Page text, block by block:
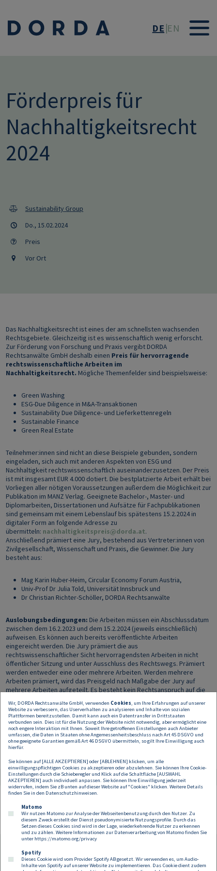
DE EN
Förderpreis für
Nachhaltigkeitsrecht
2024
Sustainability Group
Do., 15.02.2024
Preis
Vor Ort
Das Nachhaltigkeitsrecht ist eines der am schnellsten wachsenden
Rechtsgebiete. Gleichzeitig ist es wissenschaftlich wenig erforscht.
Zur Förderung von Forschung und Praxis vergibt DORDA
Rechtsanwälte GmbH deshalb einen Preis für hervorragende
rechtswissenschaftliche Arbeiten im
Nachhaltigkeitsrecht. Mögliche Themenfelder sind beispielsweise:
Green Washing
ESG-Due Diligence in M&A-Transaktionen
Sustainability Due Diligence- und Lieferkettenregeln
Sustainable Finance
Green Real Estate
Teilnehmer:innen sind nicht an diese Beispiele gebunden, sondern
eingeladen, sich auch mit anderen Aspekten von ESG und
Nachhaltigkeit rechtswissenschaftlich auseinanderzusetzen. Der Preis
ist mit insgesamt EUR 4.000 dotiert. Die bestplatzierte Arbeit erhält bei
Vorliegen aller nötigen Voraussetzungen außerdem die Möglichkeit zur
Publikation im MANZ Verlag. Geeignete Bachelor-, Master- und
Diplomarbeiten, Dissertationen und Aufsätze für Fachpublikationen
sind gemeinsam mit einem Lebenslauf bis spätestens 15.2.2024 in
digitaler Form an folgende Adresse zu
übermitteln: nachhaltigkeitspreis@dorda.at.
Anschließend prämiert eine Jury, bestehend aus Vertreter:innen von
Zivilgesellschaft, Wissenschaft und Praxis, die Gewinner. Die Jury
besteht aus:
Mag Karin Huber-Heim, Circular Economy Forum Austria,
Univ-Prof Dr Julia Told, Universität Innsbruck und
Dr Christian Richter-Schöller, DORDA Rechtsanwälte
Auslobungsbedingungen: Die Arbeiten müssen ein Abschlussdatum
zwischen dem 16.2.2023 und dem 15.2.2024 (jeweils einschließlich)
aufweisen. Es können auch bereits veröffentlichte Arbeiten
eingereicht werden. Die Jury prämiert die aus
rechtswissenschaftlicher Sicht hervorragendsten Arbeiten in nicht
öffentlicher Sitzung und unter Ausschluss des Rechtswegs. Prämiert
werden entweder eine oder mehrere Arbeiten. Werden mehrere
Arbeiten prämiert, wird das Preisgeld nach Maßgabe der Jury auf
mehrere Arbeiten aufgeteilt. Es besteht kein Rechtsanspruch auf die
abrufbar:https://www.dorda.at/nachhaltigkeitspreis-datenschutz. Es
gilt österreichisches Recht. Ausschließlich zuständig ist das sachlich
zuständige Gericht in Wien (Innere Stadt), soweit dem nicht
zwingendes Recht entgegensteht.
Anhang
Größe
File foerderpreis_nachhaltigkeitsrecht_infoblatt_20
1380.36 KB
Kontakt Datenschutz Impressum
Wir, DORDA Rechtsanwälte GmbH, verwenden Cookies, um Ihre Erfahrungen auf unserer
Website zu verbessern, das Userverhalten zu analysieren und Inhalte von sozialen
Plattformen bereitzustellen. Damit kann auch ein Datentransfer in Drittstaaten
verbunden sein. Dies ist für die Nutzung der Website nicht notwendig, aber ermöglicht eine
noch engere Interaktion mit Ihnen. Soweit Ihre getroffenen Einstellungen auch Anbieter
umfassen, die Daten in Staaten ohne Angemessenheitsbeschluss nach Art 45 DSGVO und
ohne geeignete Garantien gemäß Art 46 DSGVO übermitteln, so gilt Ihre Einwilligung auch
hierfür.
Sie können auf [ALLE AKZEPTIEREN] oder [ABLEHNEN] klicken, um alle
einwilligungspflichtigen Cookies zu akzeptieren oder abzulehnen. Sie können Ihre Cookie-
Einstellungen durch die Schieberegler und Klick auf die Schaltfläche [AUSWAHL
AKZEPTIEREN] auch individuell anpassen. Sie können Ihre Einwilligung jederzeit
widerrufen, indem Sie zB unten auf dieser Website auf "Cookies" klicken. Weitere Details
finden Sie in den Datenschutzhinweisen.
Matomo
Wir nutzen Matomo zur Analyse der Webseitenbenutzung durch den Nutzer. Zu
diesem Zweck erstellt der Dienst pseudonymisierte Nutzungsprofile. Durch das
Setzen dieses Cookies sind wird in der Lage, wiederkehrende Nutzer zu erkennen
und zu zählen. Weitere Informationen zur Datenverarbeitung von Matomo finden Sie
unter https://matomo.org/privacy
Spotify
Dieses Cookie wird vom Provider Spotify AB gesetzt. Wir verwenden es, um Audio-
Inhalte von Spotify auf unserer Website zu implementieren. Das Cookie dient zudem